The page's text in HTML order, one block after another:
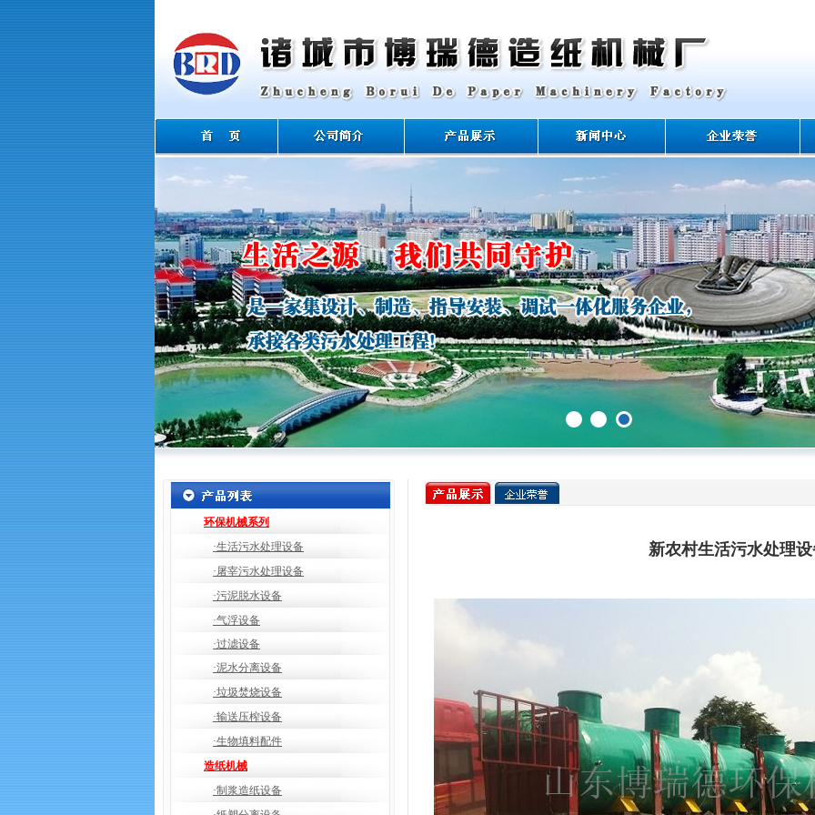
环保机械系列
·生活污水处理设备
·屠宰污水处理设备
·污泥脱水设备
·气浮设备
·过滤设备
·泥水分离设备
·垃圾焚烧设备
·输送压榨设备
·生物填料配件
造纸机械
·制浆造纸设备
新农村生活污水处理